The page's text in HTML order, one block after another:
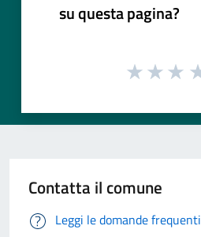
su questa pagina?
Contatta il comune
Leggi le domande frequenti